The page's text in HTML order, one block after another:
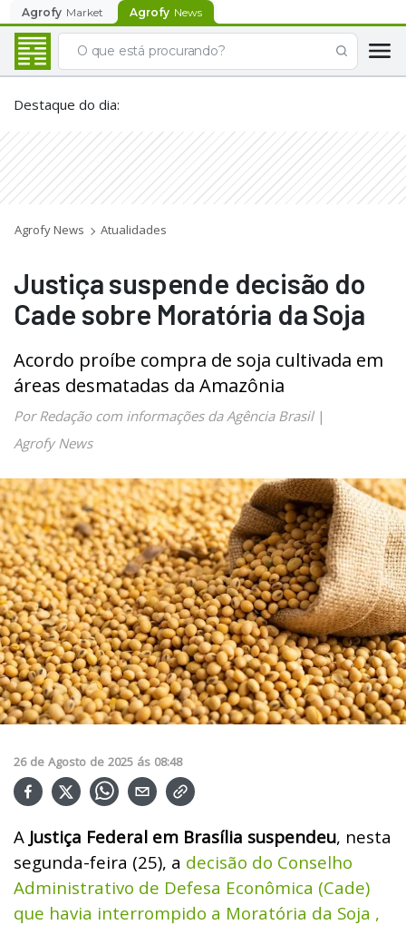
Agrofy Market Agrofy News
Destaque do dia:
Agrofy News Atualidades
Justiça suspende decisão do
Cade sobre Moratória da Soja
Acordo proíbe compra de soja cultivada em
áreas desmatadas da Amazônia
Por Redação com informações da Agência Brasil|
Agrofy News
26 de Agosto de 2025 ás 08:48
A Justiça Federal em Brasília suspendeu, nesta
segunda-feira (25), a decisão do Conselho
Administrativo de Defesa Econômica (Cade)
que havia interrompido a Moratória da Soja ,